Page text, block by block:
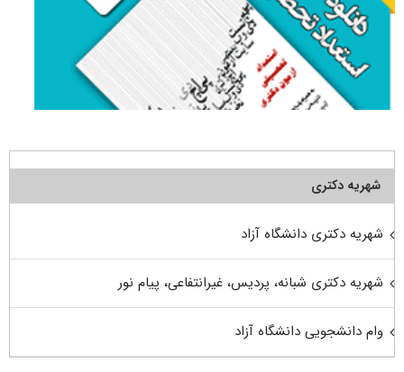
شهریه دکتری
شهریه دکتری دانشگاه آزاد
شهریه دکتری شبانه، پردیس، غیرانتفاعی، پیام نور
وام دانشجویی دانشگاه آزاد